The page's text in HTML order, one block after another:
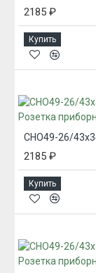
2185 ₽
Купить
2185 ₽
Купить